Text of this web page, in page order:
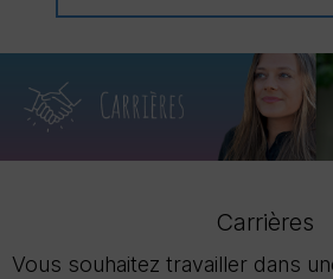
Carrières
Vous souhaitez travailler dans